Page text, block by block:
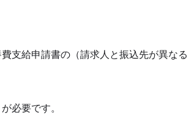
給申請書の（請求人と振込先が異なる
必要です。